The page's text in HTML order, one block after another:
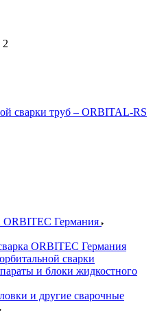
2
ORBITEC Германия
ORBITEC Германия
сварки
и блоки жидкостного
и другие сварочные